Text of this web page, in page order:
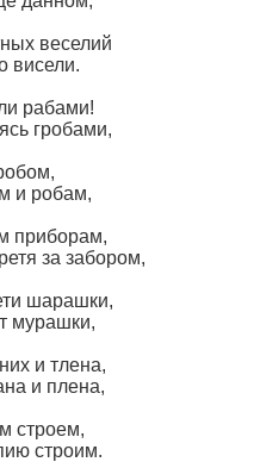
веселий
висели.
рабами!
гробами,
и робам,
приборам,
за забором,
шарашки,
мурашки,
и тлена,
и плена,
строем,
строим.